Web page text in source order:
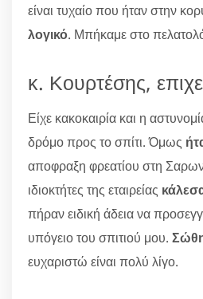
είναι τυχαίο που ήταν στην
λογικό. Μπήκαμε στο
κ. Κουρτέσης,
Είχε κακοκαιρία και η
δρόμο προς το σπίτι. Όμως
αποφραξη φρεατίου στη
ιδιοκτήτες της εταιρείας
πήραν ειδική άδεια να
υπόγειο του σπιτιού μου.
ευχαριστώ είναι πολύ λίγο.